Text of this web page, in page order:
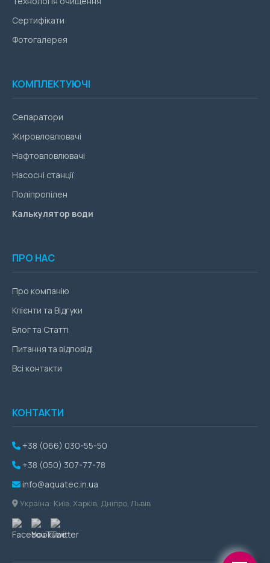
Сертифікати
Фотогалерея
КОМПЛЕКТУЮЧІ
Сепаратори
Жировловлювачі
Нафтовловлювачі
Насосні станції
Поліпропілен
Калькулятор води
ПРО НАС
Про компанію
Клієнти та Відгуки
Блог та Статті
Питання та відповіді
Всі контакти
КОНТАКТИ
+38 (066) 030-55-50
+38 (050) 307-77-78
info@aquatec.in.ua
Україна: Київ, Харків, Дніпро, Львів